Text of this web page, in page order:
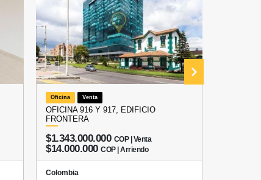
Oficina Venta
OFICINA 916 Y 917, EDIFICIO
FRONTERA
$1.343.000.000 COP | Venta
$14.000.000 COP | Arriendo
Colombia